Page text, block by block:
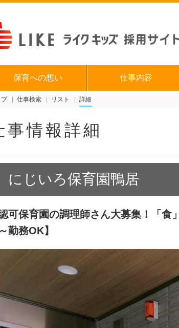
保育への想い 仕事内容
プ 仕事検索 リスト 詳細
事情報詳細
にじいろ保育園鴨居
可保育園の調理師さん大募集！「食
～勤務OK】